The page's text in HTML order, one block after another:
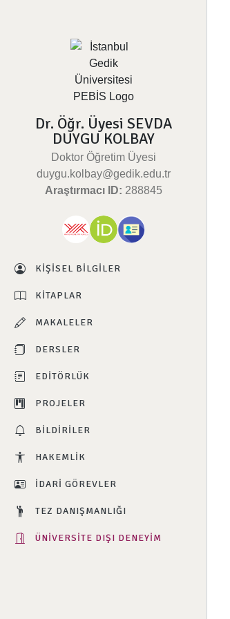
Dr. Öğr. Üyesi SEVDA
DUYGU KOLBAY
Doktor Öğretim Üyesi
duygu.kolbay@gedik.edu.tr
Araştırmacı ID: 288845
KIŞISEL BILGILER
KITAPLAR
MAKALELER
DERSLER
EDITÖRLÜK
PROJELER
BILDIRILER
HAKEMLIK
İDARI GÖREVLER
TEZ DANIŞMANLIĞI
ÜNIVERSITE DIŞI DENEYIM